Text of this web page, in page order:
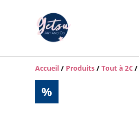
Accueil / Produits / Tout à 2€ /
%